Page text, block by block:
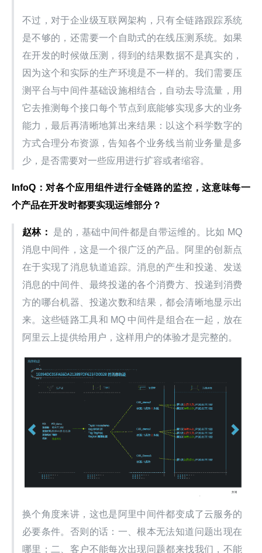
不过，对于企业级互联网架构，只有全链路跟踪系统
是不够的，还需要一个自助式的在线压测系统。如果
在开发的时候做压测，得到的结果数据不是真实的，
因为这个和实际的生产环境是不一样的。我们需要压
测平台与中间件基础设施相结合，自动去导流量，用
它去推测每个接口每个节点到底能够实现多大的业务
能力，最后再清晰地算出来结果：以这个科学数字的
方式合理分布资源，告知各个业务线当前业务量是多
少，是否需要对一些应用进行扩容或者缩容。
InfoQ：对各个应用组件进行全链路的监控，这意味每一
个产品在开发时都要实现运维部分？
赵林：
是的，基础中间件都是自带运维的。比如 MQ
消息中间件，这是一个很广泛的产品。阿里的创新点
在于实现了消息轨道追踪。消息的产生和投递、发送
消息的中间件、最终投递的各个消费方、投递到消费
方的哪台机器、投递次数和结果，都会清晰地显示出
来。这些链路工具和 MQ 中间件是组合在一起，放在
阿里云上提供给用户，这样用户的体验才是完整的。
换个角度来讲，这也是阿里中间件都变成了云服务的
必要条件。否则的话：一、根本无法知道问题出现在
哪里；二、客户不能每次出现问题都来找我们，不能